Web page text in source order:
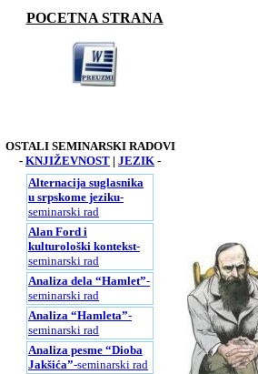
POCETNA STRANA
OSTALI SEMINARSKI RADOVI
- KNJIŽEVNOST | JEZIK -
Alternacija suglasnika
u srpskome jeziku-
seminarski rad
Alan Ford i
kulturološki kontekst-
seminarski rad
Analiza dela “Hamlet”-
seminarski rad
Analiza “Hamleta”-
seminarski rad
Analiza pesme “Dioba
Jakšića”-seminarski rad